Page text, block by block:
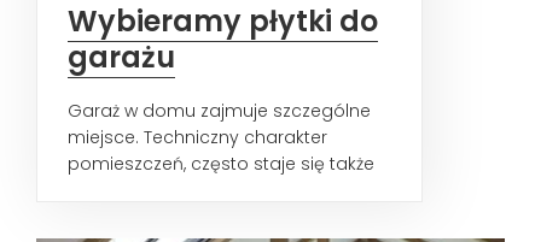
Wybieramy płytki do
garażu
Garaż w domu zajmuje szczególne
miejsce. Techniczny charakter
pomieszczeń, często staje się także